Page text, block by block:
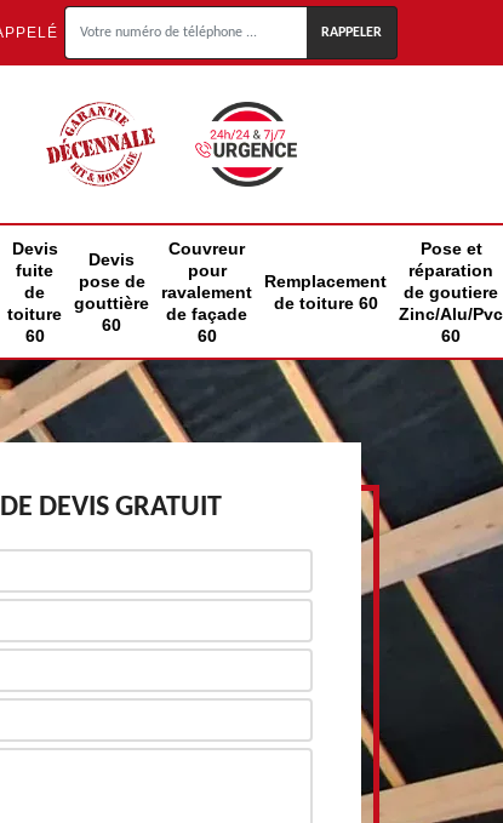
Devis
fuite
de
toiture
60
Devis
pose de
gouttière
60
Couvreur
pour
ravalement
de façade
60
Remplacement
de toiture 60
Pose et
réparation
de goutiere
Zinc/Alu/Pvc
60
DEVIS GRATUIT